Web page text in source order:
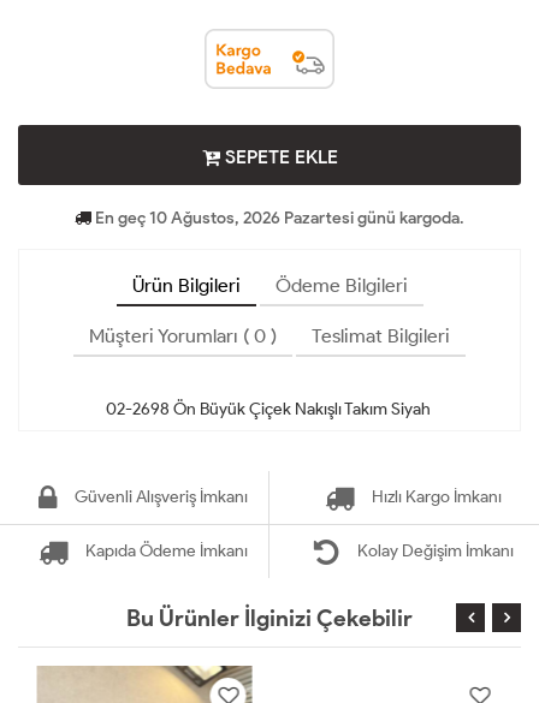
SEPETE EKLE
En geç 10 Ağustos, 2026 Pazartesi günü kargoda.
Ürün Bilgileri Ödeme Bilgileri
Müşteri Yorumları ( 0 ) Teslimat Bilgileri
Güvenli Alışveriş İmkanı Hızlı Kargo İmkanı
Kapıda Ödeme İmkanı Kolay Değişim İmkanı
Bu Ürünler İlginizi Çekebilir